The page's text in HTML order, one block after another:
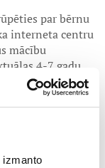
par bērnu
interneta centru
mācību
4-7 gadu
īsti ir internets
līdz jēgpilnai
aplūkotas
un internets”,
mācās arī bērnu